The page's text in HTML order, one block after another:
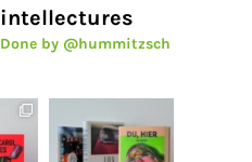
intellectures
Done by @hummitzsch